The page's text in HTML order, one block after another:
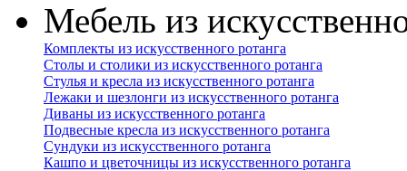
Мебель из
Комплекты из искусственного ротанга
Столы и столики из искусственного ротанга
Стулья и кресла из искусственного ротанга
Лежаки и шезлонги из искусственного ротанга
Диваны из искусственного ротанга
Подвесные кресла из искусственного ротанга
Сундуки из искусственного ротанга
Кашпо и цветочницы из искусственного ротанга